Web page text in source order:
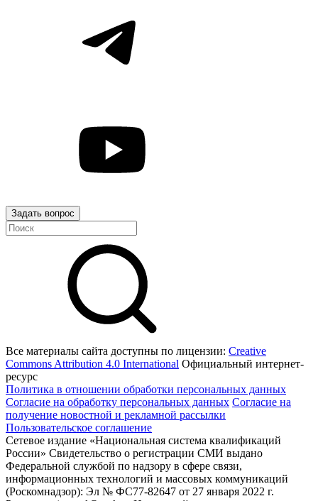
Задать вопрос
Все материалы сайта доступны по лицензии: Creative
Commons Attribution 4.0 International Официальный интернет-
ресурс
Политика в отношении обработки персональных данных
Согласие на обработку персональных данных Согласие на
получение новостной и рекламной рассылки
Пользовательское соглашение
Сетевое издание «Национальная система квалификаций
России» Свидетельство о регистрации СМИ выдано
Федеральной службой по надзору в сфере связи,
информационных технологий и массовых коммуникаций
(Роскомнадзор): Эл № ФС77-82647 от 27 января 2022 г.